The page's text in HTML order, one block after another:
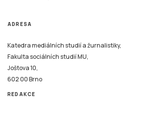
ADRESA
Katedra mediálních studií a žurnalistiky,
Fakulta sociálních studií MU,
Joštova 10,
602 00 Brno
REDAKCE